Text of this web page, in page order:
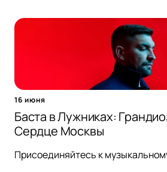
16 июня
Баста в Лужниках:
Сердце Москвы
Присоединяйтесь к